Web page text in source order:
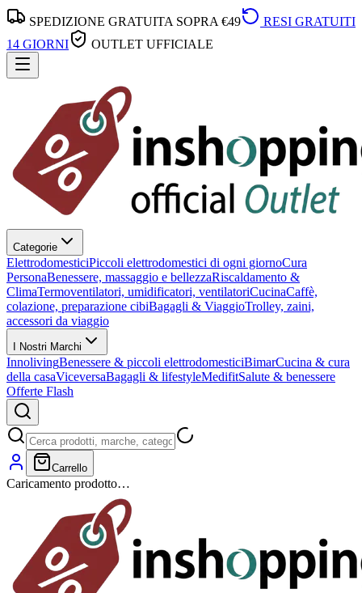
SPEDIZIONE GRATUITA SOPRA €49
RESI GRATUITI
14 GIORNI
OUTLET UFFICIALE
Categorie
ElettrodomesticiPiccoli elettrodomestici di ogni giornoCura
PersonaBenessere, massaggio e bellezzaRiscaldamento &
ClimaTermoventilatori, umidificatori, ventilatoriCucinaCaffè,
colazione, preparazione cibiBagagli & ViaggioTrolley, zaini,
accessori da viaggio
I Nostri Marchi
InnolivingBenessere & piccoli elettrodomesticiBimarCucina & cura
della casaViceversaBagagli & lifestyleMedifitSalute & benessere
Offerte Flash
Carrello
Caricamento prodotto…